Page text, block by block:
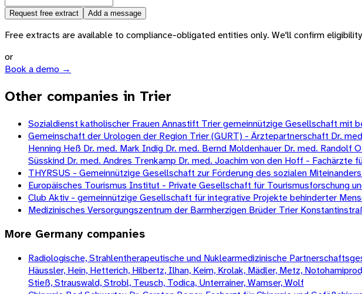
Request free extract Add a message
Free extracts are available to compliance-obligated entities only. We'll confirm
or
Book a demo →
Other companies in Trier
Sozialdienst katholischer Frauen Annastift Trier gemeinnützige Gesellschaft mit
Gemeinschaft der Urologen der Region Trier (GURT) - Ärztepartnerschaft Dr.
Henning Heß Dr. med. Mark Indig Dr. med. Bernd Moldenhauer Dr. med. Randolf
Süsskind Dr. med. Andres Trenkamp Dr. med. Joachim von den Hoff - Fachärzte
THYRSUS - Gemeinnützige Gesellschaft zur Förderung des sozialen
Europäisches Tourismus Institut - Private Gesellschaft für Tourismusforschung
Club Aktiv - gemeinnützige Gesellschaft für integrative Projekte behinderter
Medizinisches Versorgungszentrum der Barmherzigen Brüder Trier
More Germany companies
Radiologische, Strahlentherapeutische und Nuklearmedizinische
Häussler, Hein, Hetterich, Hilbertz, Ilhan, Keim, Krolak, Mädler, Metz,
Stieß, Strauswald, Strobl, Teusch, Todica, Unterrainer, Wamser, Wolf